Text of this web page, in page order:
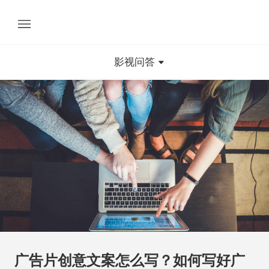
影视问答
广告片创意文案怎么写？如何写好广